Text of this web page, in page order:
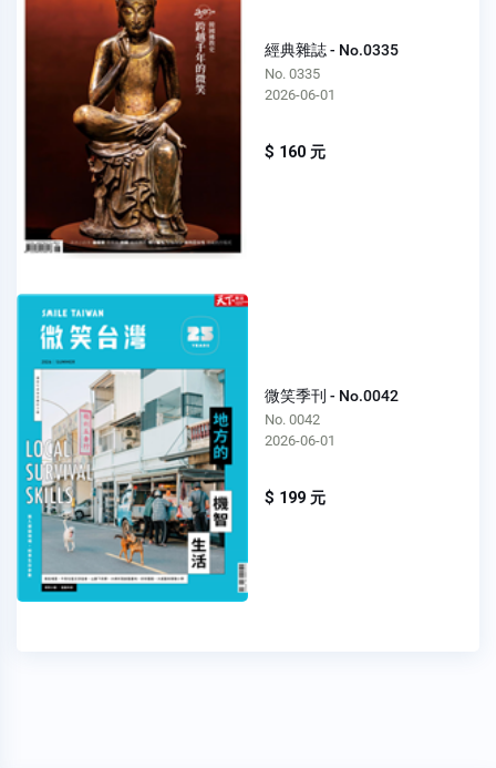
經典雜誌 - No.0335
No. 0335
2026-06-01
$ 160 元
微笑季刊 - No.0042
No. 0042
2026-06-01
$ 199 元